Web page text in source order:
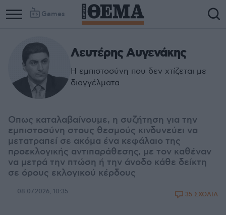
Games
Λευτέρης Αυγενάκης
Η εμπιστοσύνη που δεν χτίζεται με
διαγγέλματα
Οπως καταλαβαίνουμε, η συζήτηση για την
εμπιστοσύνη στους θεσμούς κινδυνεύει να
μετατραπεί σε ακόμα ένα κεφάλαιο της
προεκλογικής αντιπαράθεσης, με τον καθέναν
να μετρά την πτώση ή την άνοδο κάθε δείκτη
σε όρους εκλογικού κέρδους
08.07.2026, 10:35 35 ΣΧΟΛΙΑ